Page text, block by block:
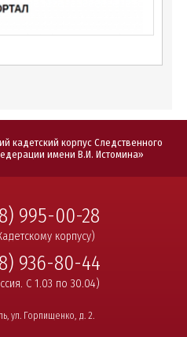
кадетский корпус Следственного
имени В.И. Истомина»
995-00-28
корпусу)
936-80-44
С 1.03 по 30.04)
ул. Горпищенко, д. 2.